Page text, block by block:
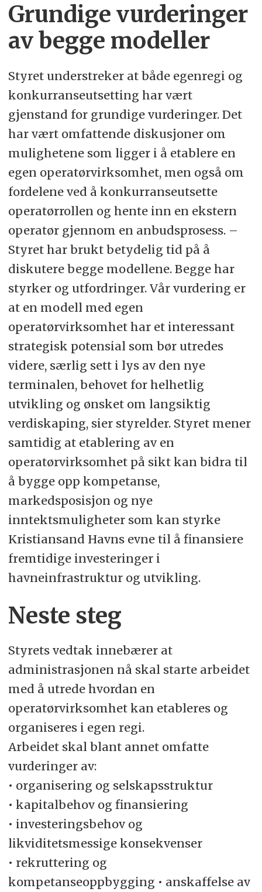
Grundige vurderinger
av begge modeller
Styret understreker at både egenregi og
konkurranseutsetting har vært
gjenstand for grundige vurderinger. Det
har vært omfattende diskusjoner om
mulighetene som ligger i å etablere en
egen operatørvirksomhet, men også om
fordelene ved å konkurranseutsette
operatørrollen og hente inn en ekstern
operatør gjennom en anbudsprosess. –
Styret har brukt betydelig tid på å
diskutere begge modellene. Begge har
styrker og utfordringer. Vår vurdering er
at en modell med egen
operatørvirksomhet har et interessant
strategisk potensial som bør utredes
videre, særlig sett i lys av den nye
terminalen, behovet for helhetlig
utvikling og ønsket om langsiktig
verdiskaping, sier styrelder. Styret mener
samtidig at etablering av en
operatørvirksomhet på sikt kan bidra til
å bygge opp kompetanse,
markedsposisjon og nye
inntektsmuligheter som kan styrke
Kristiansand Havns evne til å finansiere
fremtidige investeringer i
havneinfrastruktur og utvikling.
Neste steg
Styrets vedtak innebærer at
administrasjonen nå skal starte arbeidet
med å utrede hvordan en
operatørvirksomhet kan etableres og
organiseres i egen regi.
Arbeidet skal blant annet omfatte
vurderinger av:
• organisering og selskapsstruktur
• kapitalbehov og finansiering
• investeringsbehov og
likviditetsmessige konsekvenser
• rekruttering og
kompetanseoppbygging • anskaffelse av